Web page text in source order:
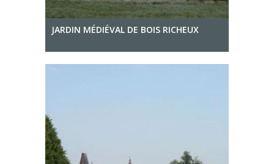
JARDIN MÉDIÉVAL DE BOIS RICHEUX